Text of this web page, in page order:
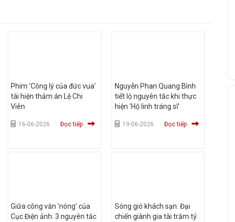
Phim 'Công lý của đức vua'
tái hiện thảm án Lệ Chi
Viên
16-06-2026 Đọc tiếp
Nguyễn Phan Quang Bình
tiết lộ nguyên tắc khi thực
hiện 'Hộ linh tráng sĩ'
19-06-2026 Đọc tiếp
Giữa công văn 'nóng' của
Cục Điện ảnh: 3 nguyên tắc
Sóng gió khách sạn: Đại
chiến giành gia tài trăm tỷ